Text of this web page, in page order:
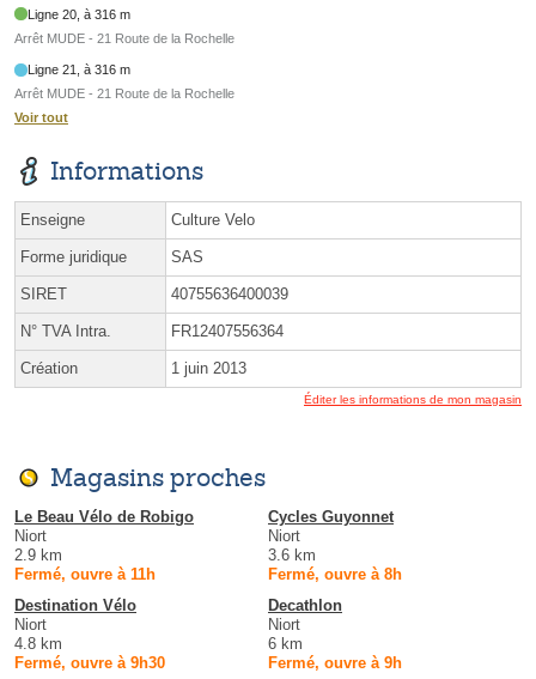
Ligne 20, à 316 m
Arrêt MUDE - 21 Route de la Rochelle
Ligne 21, à 316 m
Arrêt MUDE - 21 Route de la Rochelle
Voir tout
Informations
Enseigne Culture Velo
Forme juridique SAS
SIRET 40755636400039
N° TVA Intra. FR12407556364
Création 1 juin 2013
Éditer les informations de mon magasin
Magasins proches
Le Beau Vélo de Robigo
Niort
2.9 km
Fermé, ouvre à 11h
Cycles Guyonnet
Niort
3.6 km
Fermé, ouvre à 8h
Destination Vélo
Niort
4.8 km
Fermé, ouvre à 9h30
Decathlon
Niort
6 km
Fermé, ouvre à 9h